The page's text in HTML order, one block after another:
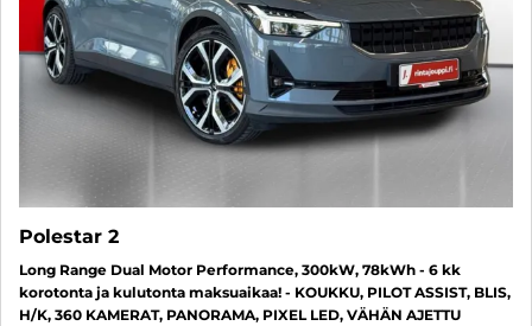
Polestar 2
Long Range Dual Motor Performance, 300kW, 78kWh - 6 kk
korotonta ja kulutonta maksuaikaa! - KOUKKU, PILOT ASSIST, BLIS,
H/K, 360 KAMERAT, PANORAMA, PIXEL LED, VÄHÄN AJETTU